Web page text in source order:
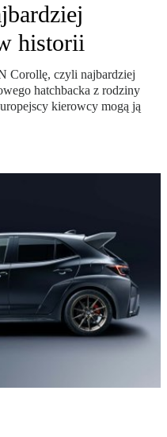
historii
Corollę, czyli najbardziej
hatchbacka z rodziny
kierowcy mogą ją